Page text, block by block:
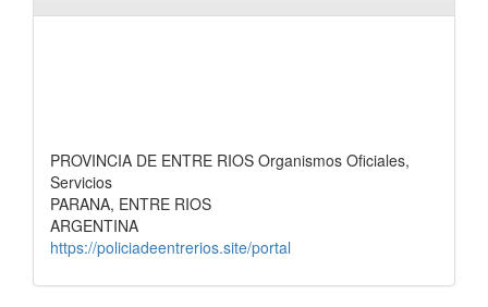
PROVINCIA DE ENTRE RIOS Organismos Oficiales,
Servicios
PARANA, ENTRE RIOS
ARGENTINA
https://policiadeentrerios.site/portal